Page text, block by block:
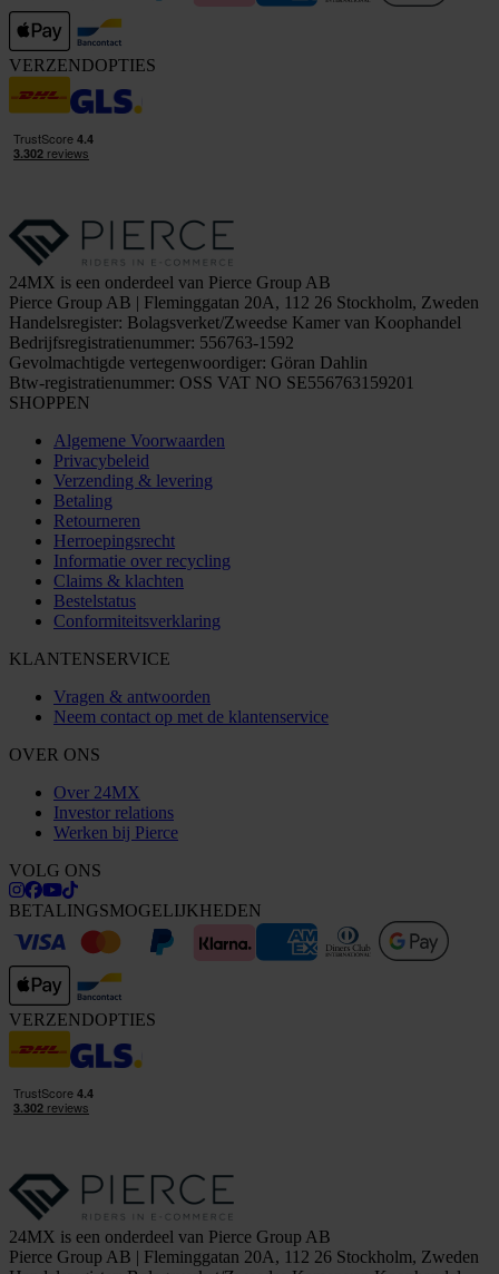
VERZENDOPTIES
24MX is een onderdeel van Pierce Group AB
Pierce Group AB | Fleminggatan 20A, 112 26 Stockholm, Zweden
Handelsregister: Bolagsverket/Zweedse Kamer van Koophandel
Bedrijfsregistratienummer: 556763-1592
Gevolmachtigde vertegenwoordiger: Göran Dahlin
Btw-registratienummer: OSS VAT NO SE556763159201
SHOPPEN
Algemene Voorwaarden
Privacybeleid
Verzending & levering
Betaling
Retourneren
Herroepingsrecht
Informatie over recycling
Claims & klachten
Bestelstatus
Conformiteitsverklaring
KLANTENSERVICE
Vragen & antwoorden
Neem contact op met de klantenservice
OVER ONS
Over 24MX
Investor relations
Werken bij Pierce
VOLG ONS
BETALINGSMOGELIJKHEDEN
VERZENDOPTIES
24MX is een onderdeel van Pierce Group AB
Pierce Group AB | Fleminggatan 20A, 112 26 Stockholm, Zweden